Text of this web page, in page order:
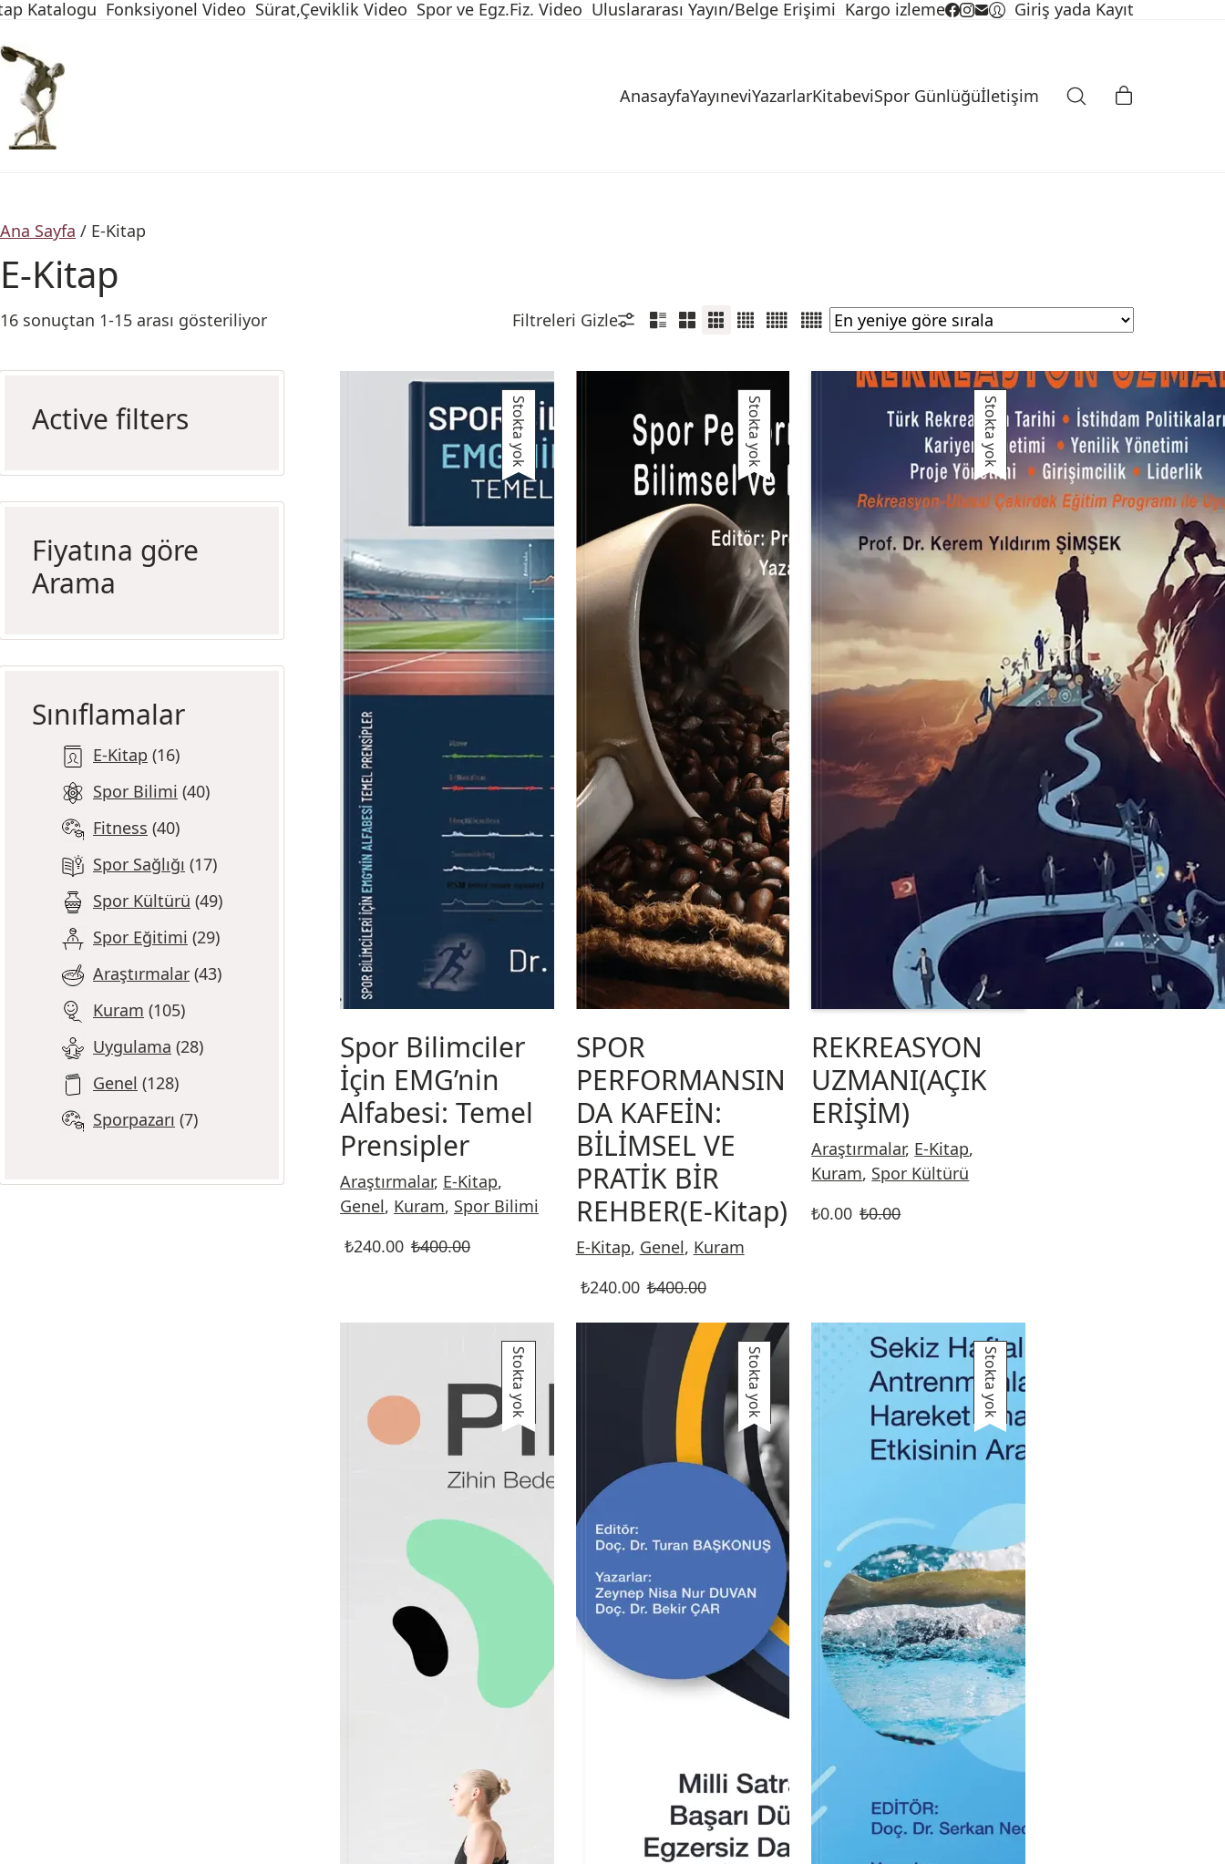
Katalogu Fonksiyonel Video Sürat,Çeviklik Video Spor ve Egz.Fiz. Video Uluslararası Yayın/Belge Erişimi Kargo izleme Giriş yada Kayıt
AnasayfaYayıneviYazarlarKitabeviSpor Günlüğüİletişim
Ana Sayfa / E-Kitap
E-Kitap
16 sonuçtan 1-15 arası gösteriliyor
Stokta yok
Spor Bilimciler
İçin EMG’nin
Alfabesi: Temel
Prensipler
Araştırmalar, E-Kitap,
Genel, Kuram, Spor Bilimi
₺400.00
₺240.00
Stokta yok
SPOR
PERFORMANSIN
DA KAFEİN:
BİLİMSEL VE
PRATİK BİR
REHBER(E-Kitap)
E-Kitap, Genel, Kuram
₺400.00
₺240.00
Stokta yok
REKREASYON
UZMANI(AÇIK
ERİŞİM)
Araştırmalar, E-Kitap,
Kuram, Spor Kültürü
₺0.00
₺0.00
Stokta yok Stokta yok Stokta yok
Active filters
Fiyatına göre
Arama
Sınıflamalar
E-Kitap 16
Spor Bilimi 40
Fitness 40
Spor Sağlığı 17
Spor Kültürü 49
Spor Eğitimi 29
Araştırmalar 43
Kuram 105
Uygulama 28
Genel 128
Sporpazarı 7